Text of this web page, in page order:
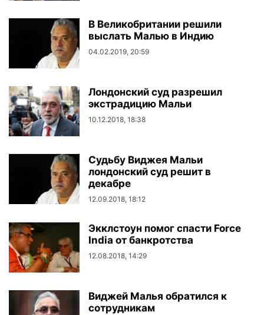
В Великобритании решили
выслать Малью в Индию
04.02.2019, 20:59
Лондонский суд разрешил
экстрадицию Мальи
10.12.2018, 18:38
Судьбу Виджея Мальи
лондонский суд решит в
декабре
12.09.2018, 18:12
Экклстоун помог спасти Force
India от банкротства
12.08.2018, 14:29
Виджей Малья обратился к
сотрудникам